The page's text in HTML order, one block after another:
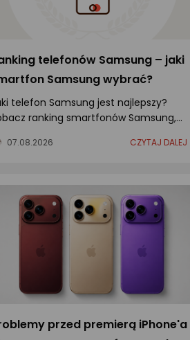
telefonów Samsung – jaki
Samsung wybrać?
telefon Samsung jest najlepszy?
ranking smartfonów Samsung,
urządzenie dla siebie.
07.08.2026 CZYTAJ DALEJ
przed premierą iPhone'a